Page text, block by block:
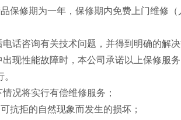
品保修期为一年，保修期内免费上门维修
电话咨询有关技术问题，并得到明确的解决
出现性能故障时，本公司承诺以上保修服务
情况将实行有偿维修服务；
抗拒的自然现象而发生的损坏；